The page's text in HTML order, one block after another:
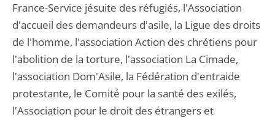
France-Service jésuite des réfugiés, l'Association
d'accueil des demandeurs d'asile, la Ligue des droits
de l'homme, l'association Action des chrétiens pour
l'abolition de la torture, l'association La Cimade,
l'association Dom'Asile, la Fédération d'entraide
protestante, le Comité pour la santé des exilés,
l'Association pour le droit des étrangers et